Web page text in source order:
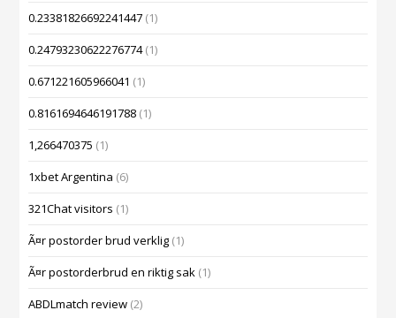
0.23381826692241447 (1)
0.24793230622276774(1)
0.671221605966041 (1)
0.8161694646191788 (1)
1,266470375 (1)
1xbet Argentina (6)
321Chat visitors (1)
Ã¤r postorder brud verklig (1)
Ã¤r postorderbrud en riktig sak (1)
ABDLmatch review (2)